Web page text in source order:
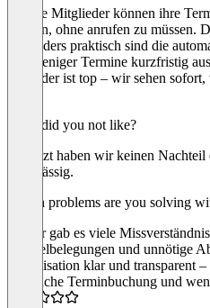
Unsere Mitglieder können ihre
buchen, ohne anrufen zu müssen.
Besonders praktisch sind die
viel weniger Termine kurzfristig
Kalender ist top – wir sehen
What did you not like?
Bis jetzt haben wir keinen
zuverlässig.
Which problems are you solving
Vorher gab es viele
Doppelbelegungen und unnötige
Organisation klar und transparent
“Einfache Terminbuchung und